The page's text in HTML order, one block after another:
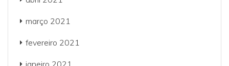
março 2021
fevereiro 2021
janeiro 2021